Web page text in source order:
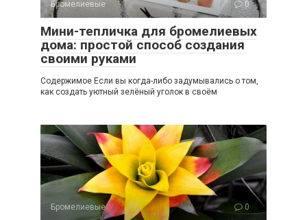
Бромелиевые 0
Мини-тепличка для бромелиевых
дома: простой способ создания
своими руками
Содержимое Если вы когда-либо задумывались о том,
как создать уютный зелёный уголок в своём
Бромелиевые 0